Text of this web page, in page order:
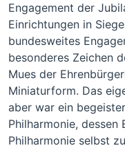
Engagement der
Einrichtungen in
bundesweites
besonderes Zeichen
Mues der
Miniaturform. Das
aber war ein
Philharmonie,
Philharmonie selbst